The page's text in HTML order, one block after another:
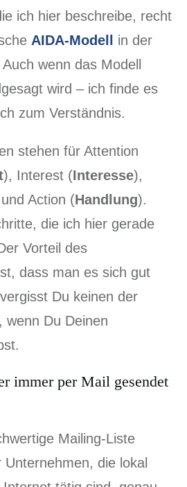
ich hier beschreibe, recht
AIDA-Modell
in der
wenn das Modell
wird – ich finde es
zum Verständnis.
stehen für Attention
), Interest (Interesse),
Action (Handlung).
die ich hier gerade
Vorteil des
dass man es sich gut
Du keinen der
wenn Du Deinen
immer per Mail gesendet
Mailing-Liste
die lokal